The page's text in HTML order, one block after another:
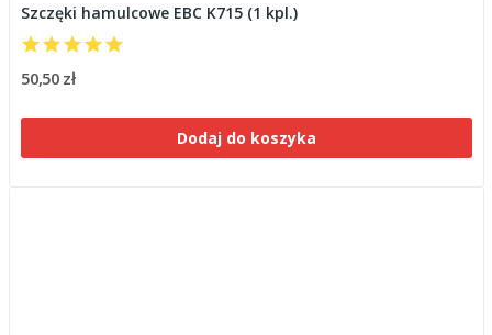
Szczęki hamulcowe EBC K715 (1 kpl.)
50,50 zł
Dodaj do koszyka